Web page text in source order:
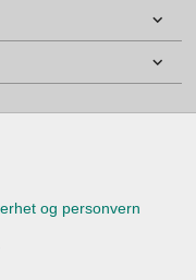
og personvern